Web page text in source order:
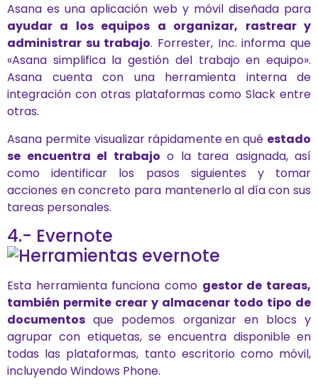
Asana es una aplicación web y móvil diseñada para
ayudar a los equipos a organizar, rastrear y
administrar su trabajo. Forrester, Inc. informa que
«Asana simplifica la gestión del trabajo en equipo».
Asana cuenta con una herramienta interna de
integración con otras plataformas como Slack entre
otras.
Asana permite visualizar rápidamente en qué estado
se encuentra el trabajo o la tarea asignada, así
como identificar los pasos siguientes y tomar
acciones en concreto para mantenerlo al día con sus
tareas personales.
4.- Evernote
Esta herramienta funciona como gestor de tareas,
también permite crear y almacenar todo tipo de
documentos que podemos organizar en blocs y
agrupar con etiquetas, se encuentra disponible en
todas las plataformas, tanto escritorio como móvil,
incluyendo Windows Phone.